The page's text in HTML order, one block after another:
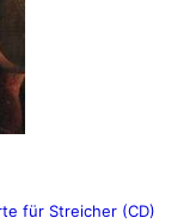
für Streicher (CD)